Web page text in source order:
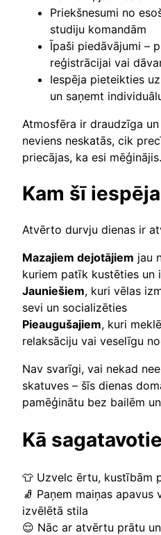
Priekšnesumi no
studiju komandām
Īpaši piedāvājumi –
reģistrācijai vai
Iespēja pieteikties
un saņemt
Atmosfēra ir draudzīga
neviens neskatās, cik
priecājas, ka esi mēģinājis.
Kam šī
Atvērto durvju dienas ir
Mazajiem dejotājiem jau
kuriem patīk kustēties un
Jauniešiem, kuri vēlas
sevi un socializēties
Pieaugušajiem, kuri
relaksāciju vai veselīgu
Nav svarīgi, vai nekad
skatuves – šīs dienas
pamēģinātu bez bailēm
Kā
👕 Uzvelc ērtu, kustībām
🧦 Paņem maiņas
izvēlētā stila
😌 Nāc ar atvērtu prātu